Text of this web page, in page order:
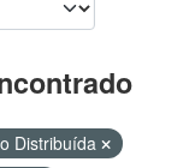
Distribuída